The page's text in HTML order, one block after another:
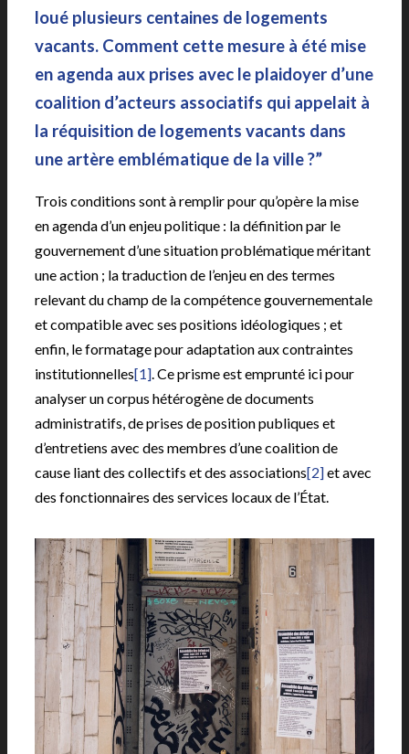
loué plusieurs centaines de logements
vacants. Comment cette mesure à été mise
en agenda aux prises avec le plaidoyer d’une
coalition d’acteurs associatifs qui appelait à
la réquisition de logements vacants dans
une artère emblématique de la ville ?”
Trois conditions sont à remplir pour qu’opère la mise
en agenda d’un enjeu politique : la définition par le
gouvernement d’une situation problématique méritant
une action ; la traduction de l’enjeu en des termes
relevant du champ de la compétence gouvernementale
et compatible avec ses positions idéologiques ; et
enfin, le formatage pour adaptation aux contraintes
institutionnelles[1]. Ce prisme est emprunté ici pour
analyser un corpus hétérogène de documents
administratifs, de prises de position publiques et
d’entretiens avec des membres d’une coalition de
cause liant des collectifs et des associations[2]et avec
des fonctionnaires des services locaux de l’État.